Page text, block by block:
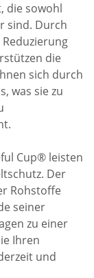
die sowohl
sind. Durch
die
sich durch
was sie zu
Cup® leisten
Der
Rohstoffe
seiner
zu einer
Ihren
und